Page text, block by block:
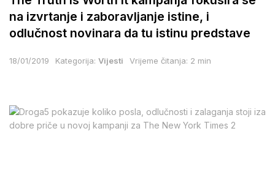
na izvrtanje i zaboravljanje istine, i
odlučnost novinara da tu istinu predstave
18/01/2019 Kategorija: Vijesti Vrijeme čitanja: 2 min